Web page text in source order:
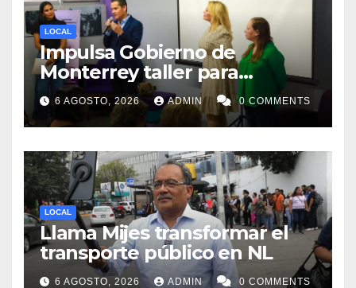
LOCAL
Impulsa Gobierno de
Monterrey taller para
acompañar a mujeres en
procesos de pérdida y duelo
6 AGOSTO, 2026 ADMIN 0 COMMENTS
LOCAL
Llama Mijes transformar el
transporte público en NL
6 AGOSTO, 2026 ADMIN 0 COMMENTS